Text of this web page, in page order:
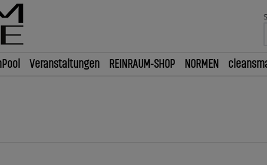
Veranstaltungen REINRAUM-SHOP NORMEN